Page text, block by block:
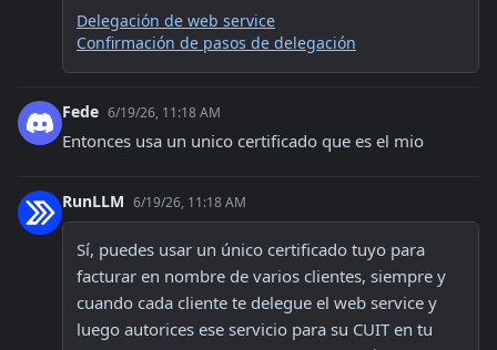
Delegación de web service
Confirmación de pasos de delegación
Fede 6/19/26, 11:18 AM
Entonces usa un unico certificado que es el mio
RunLLM 6/19/26, 11:18 AM
Sí, puedes usar un único certificado tuyo para
facturar en nombre de varios clientes, siempre y
cuando cada cliente te delegue el web service y
luego autorices ese servicio para su CUIT en tu